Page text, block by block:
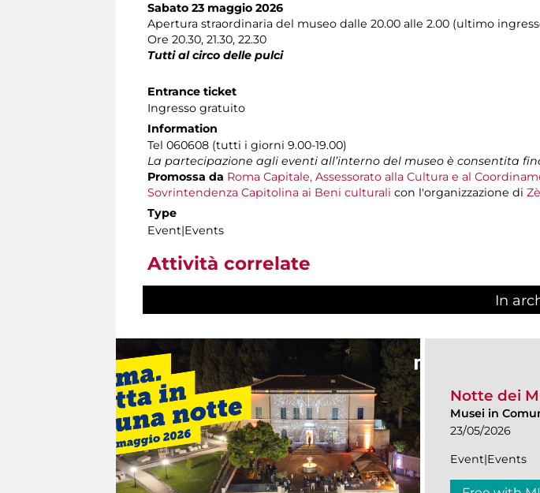
Sabato 23 maggio 2026
Apertura straordinaria del museo dalle 20.00 alle 2.00 (ultimo
Ore 20.30, 21.30, 22.30
Tutti al circo delle pulci
Entrance ticket
Ingresso gratuito
Information
Tel 060608 (tutti i giorni 9.00-19.00)
La partecipazione agli eventi all’interno del museo è consentita
Promossa da Roma Capitale, Assessorato alla Cultura e al
Sovrintendenza Capitolina ai Beni culturali con l'organizzazione di
Type
Event|Events
Attività correlate
In
Notte dei
Musei in
23/05/2026
Event|Events